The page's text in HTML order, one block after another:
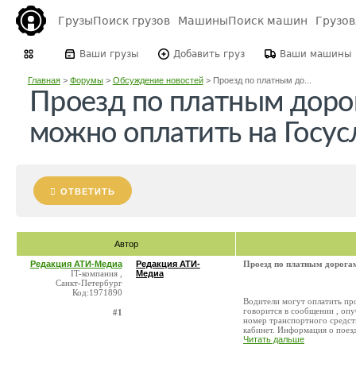
ГрузыПоиск грузов МашиныПоиск машин
Ваши грузы Добавить груз Ваши машины
Главная> Форумы> Обсуждение новостей> Проезд по платным до...
Проезд по платным
можно оплатить на
ОТВЕТИТЬ
Автор
Редакция АТИ-Медиа
IT-компания ,
Санкт-Петербург
Код:1971890
#1
Редакция АТИ-
Медиа
Проезд по платным
Водители могут оплатить
говорится в сообщении ,
номер транспортного
кабинет. Информация о
Читать дальше